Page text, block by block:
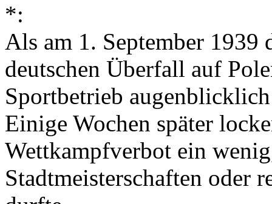
*:
Als am 1. September
deutschen Überfall auf
Sportbetrieb
Einige Wochen später
Wettkampfverbot ein
Stadtmeisterschaften oder